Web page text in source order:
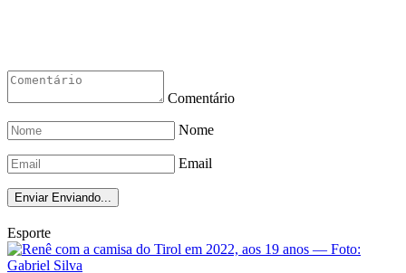
Comentário
Nome
Email
Enviar Enviando...
Esporte